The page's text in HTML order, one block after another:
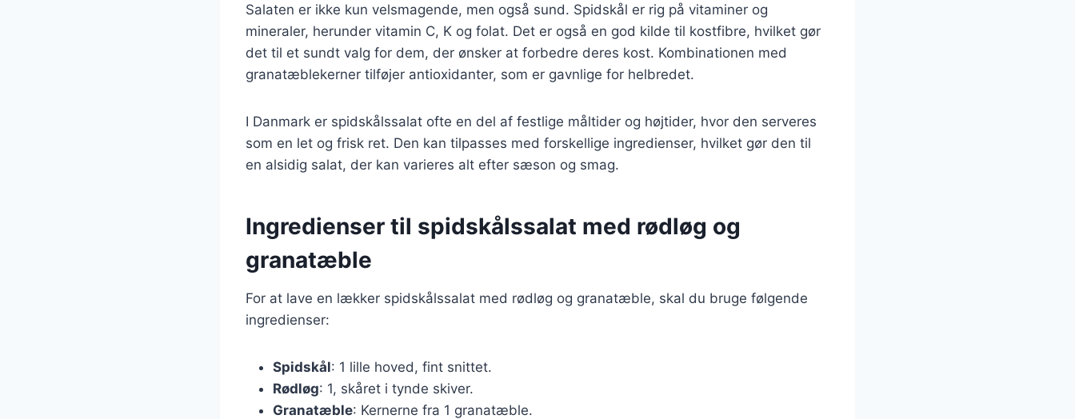
Salaten er ikke kun velsmagende, men også sund. Spidskål er rig på vitaminer og
mineraler, herunder vitamin C, K og folat. Det er også en god kilde til kostfibre, hvilket gør
det til et sundt valg for dem, der ønsker at forbedre deres kost. Kombinationen med
granatæblekerner tilføjer antioxidanter, som er gavnlige for helbredet.
I Danmark er spidskålssalat ofte en del af festlige måltider og højtider, hvor den serveres
som en let og frisk ret. Den kan tilpasses med forskellige ingredienser, hvilket gør den til
en alsidig salat, der kan varieres alt efter sæson og smag.
Ingredienser til spidskålssalat med rødløg og
granatæble
For at lave en lækker spidskålssalat med rødløg og granatæble, skal du bruge følgende
ingredienser:
Spidskål: 1 lille hoved, fint snittet.
Rødløg: 1, skåret i tynde skiver.
Granatæble: Kernerne fra 1 granatæble.